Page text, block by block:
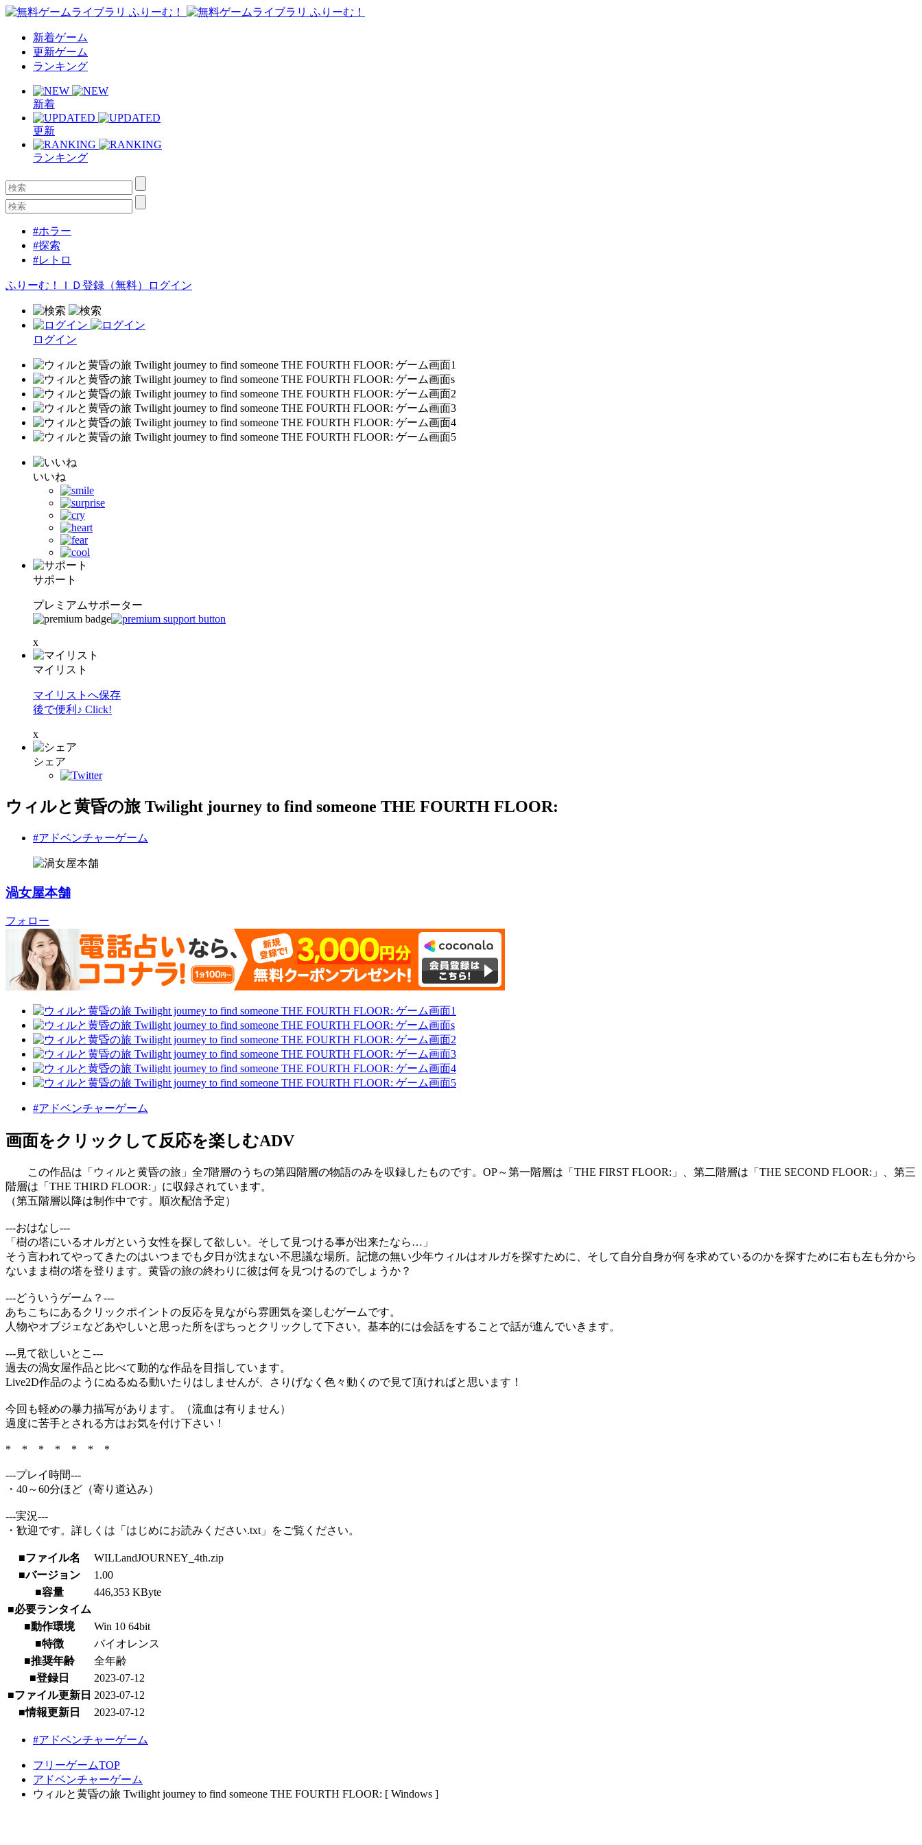
新着ゲーム
更新ゲーム
ランキング
新着
更新
ランキング
#ホラー
#探索
#レトロ
ふりーむ！ＩＤ登録（無料） ログイン
ログイン
いいね
サポート
プレミアムサポーター
x
マイリスト
マイリストへ保存
後で便利♪ Click!
x
シェア
ウィルと黄昏の旅 Twilight journey to find someone THE FOURTH FLOOR:
#アドベンチャーゲーム
渦女屋本舗
フォロー
#アドベンチャーゲーム
画面をクリックして反応を楽しむADV
この作品は「ウィルと黄昏の旅」全7階層のうちの第四階層の物語のみを収録したものです。OP～第一階層は「THE FIRST FLOOR:」、第二階層は「THE SECOND FLOOR:」、第三
階層は「THE THIRD FLOOR:」に収録されています。
（第五階層以降は制作中です。順次配信予定）
---おはなし---
「樹の塔にいるオルガという女性を探して欲しい。そして見つける事が出来たなら…」
そう言われてやってきたのはいつまでも夕日が沈まない不思議な場所。記憶の無い少年ウィルはオルガを探すために、そして自分自身が何を求めているのかを探すために右も左も分から
ないまま樹の塔を登ります。黄昏の旅の終わりに彼は何を見つけるのでしょうか？
---どういうゲーム？---
あちこちにあるクリックポイントの反応を見ながら雰囲気を楽しむゲームです。
人物やオブジェなどあやしいと思った所をぽちっとクリックして下さい。基本的には会話をすることで話が進んでいきます。
---見て欲しいとこ---
過去の渦女屋作品と比べて動的な作品を目指しています。
Live2D作品のようにぬるぬる動いたりはしませんが、さりげなく色々動くので見て頂ければと思います！
今回も軽めの暴力描写があります。（流血は有りません）
過度に苦手とされる方はお気を付け下さい！
* * * * * * *
---プレイ時間---
・40～60分ほど（寄り道込み）
---実況---
・歓迎です。詳しくは「はじめにお読みください.txt」をご覧ください。
■ファイル名
WILLandJOURNEY_4th.zip
■バージョン
1.00
■容量
446,353 KByte
■必要ランタイム
■動作環境
Win 10 64bit
■特徴
バイオレンス
■推奨年齢
全年齢
■登録日
2023-07-12
■ファイル更新日 2023-07-12
■情報更新日
2023-07-12
#アドベンチャーゲーム
フリーゲームTOP
アドベンチャーゲーム
ウィルと黄昏の旅 Twilight journey to find someone THE FOURTH FLOOR: [ Windows ]